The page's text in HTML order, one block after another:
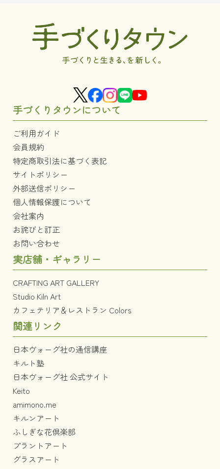
手づくりタウンについて
ご利用ガイド
会員規約
特定商取引法に基づく表記
サイトポリシー
外部送信ポリシー
個人情報保護について
会社案内
お詫びと訂正
お問い合わせ
実店舗・ギャラリー
CRAFTING ART GALLERY
Studio Kiln Art
カフェテリア＆レストラン Colors
関連リンク
日本ヴォーグ社の通信講座
キルト塾
日本ヴォーグ社 公式サイト
Keito
amimono.me
キルンアート
ふしぎな花倶楽部
プラントアート
グラスアート